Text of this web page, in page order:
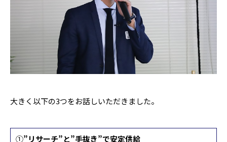
大きく以下の3つをお話しいただきました。
①”リサーチ”と”手抜き”で安定供給